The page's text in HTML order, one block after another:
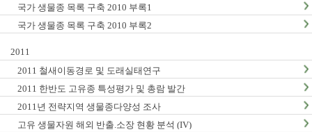
국가 생물종 목록 구축 2010 부록1
국가 생물종 목록 구축 2010 부록2
2011
2011 철새이동경로 및 도래실태연구
2011 한반도 고유종 특성평가 및 총람 발간
2011년 전략지역 생물종다양성 조사
고유 생물자원 해외 반출.소장 현황 분석 (IV)